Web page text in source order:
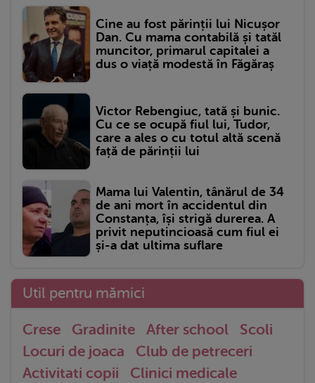
Cine au fost părinții lui Nicușor
Dan. Cu mama contabilă și tatăl
muncitor, primarul capitalei a
dus o viață modestă în Făgăraș
Victor Rebengiuc, tată și bunic.
Cu ce se ocupă fiul lui, Tudor,
care a ales o cu totul altă scenă
față de părinții lui
Mama lui Valentin, tânărul de 34
de ani mort în accidentul din
Constanța, își strigă durerea. A
privit neputincioasă cum fiul ei
și-a dat ultima suflare
Util pentru mămici
Crese Gradinite After school
Scoli
Locuri de joaca
Club de petreceri
Activitati copii
Clinici medicale